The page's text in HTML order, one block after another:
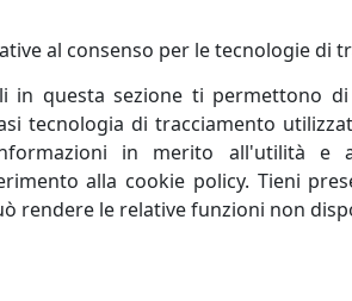
al consenso per le tecnologie di
in questa sezione ti permettono
tecnologia di tracciamento
in merito all'utilità e
alla cookie policy. Tieni
rendere le relative funzioni non